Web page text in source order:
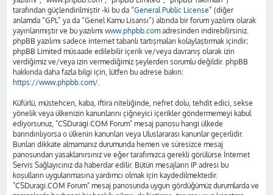
tarafından güçlendirilmiştir -ki bu da “General Public License” (diğer
anlamda “GPL” ya da “Genel Kamu Lisansı”) altında bir forum yazılımı olarak
yayınlanmıştır ve bu yazılımı www.phpbb.com adresinden indirebilirsiniz.
phpBB yazılımı sadece internet tabanlı tartışmaları kolaylaştırmak içindir;
phpBB Limited müsaade edilebilir içerik ve/veya davranış olarak izin
verdiğimiz ve/veya izin vermediğimiz şeylerden sorumlu değildir. phpBB
hakkında daha fazla bilgi için, lütfen bu adrese bakın:
https://www.phpbb.com/.
Küfürlü, müstehcen, kaba, iftira niteliğinde, nefret dolu, tehdit edici, sekse
yönelik veya ülkenizin kanunlarını çiğneyici içerikler göndermemeyi kabul
ediyorsunuz, "CSDuragi.COM Forum" mesaj panosu hangi ülkede
barındırılıyorsa o ülkenin kanunları veya Uluslararası kanunlar geçerlidir.
Bunları dikkate almamanız durumunda hemen ve süresizce mesaj
panosundan yasaklanırsınız ve eğer tarafımızca gerekli görülürse İnternet
Servis Sağlayıcınız da haberdar edilir. Bütün mesajların IP adresi bu
koşulların uygulanmasına yardımcı olmak için kaydedilmektedir.
"CSDuragi.COM Forum" mesaj panosunda uygun gördüğümüz durumlarda ve